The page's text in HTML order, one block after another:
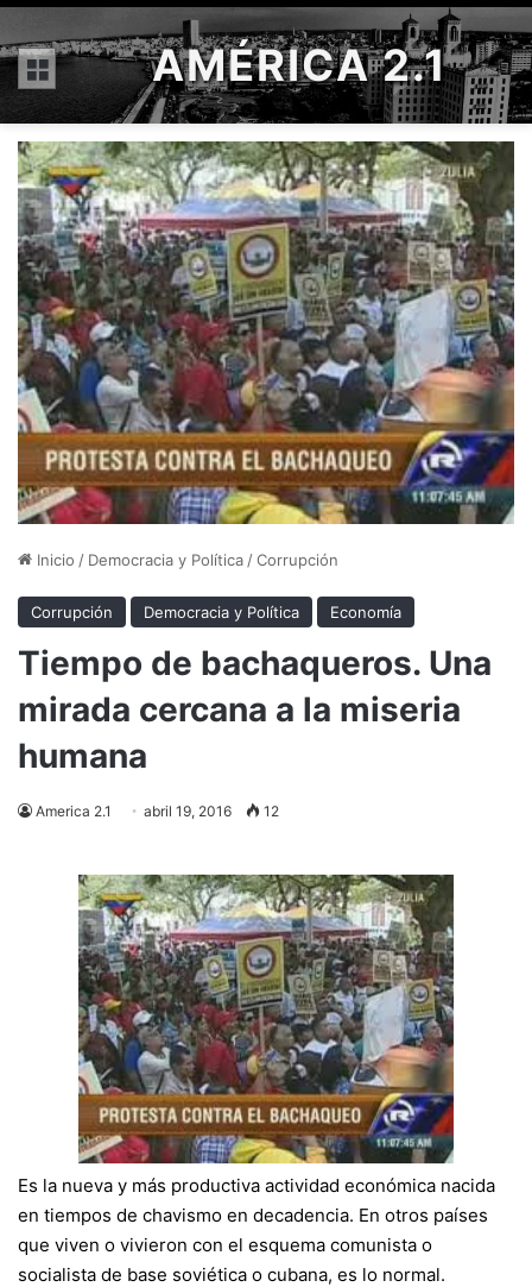
Menú AMÉRICA 2.1
Inicio / Democracia y Política /Corrupción
Corrupción Democracia y Política Economía
Tiempo de bachaqueros. Una
mirada cercana a la miseria
humana
America 2.1 abril 19, 2016 12
Es la nueva y más productiva actividad económica nacida
en tiempos de chavismo en decadencia. En otros países
que viven o vivieron con el esquema comunista o
socialista de base soviética o cubana, es lo normal.